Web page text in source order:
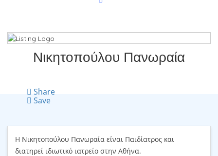
Νικητοπούλου Πανωραία
Share
Save
Η Νικητοπούλου Πανωραία είναι Παιδίατρος και
διατηρεί ιδιωτικό ιατρείο στην Αθήνα.